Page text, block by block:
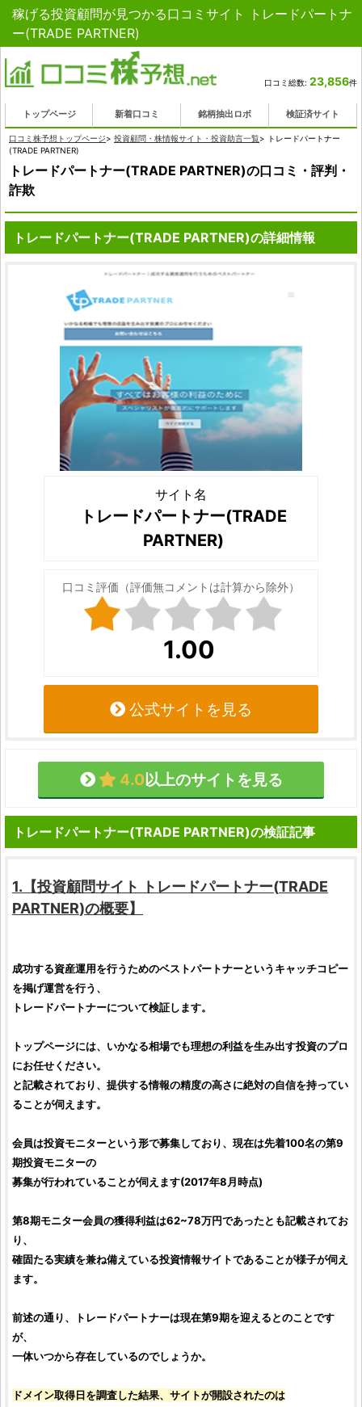
稼げる投資顧問が見つかる口コミサイト トレードパートナ
ー(TRADE PARTNER)
口コミ総数: 23,856件
トップページ 新着口コミ 銘柄抽出ロボ 検証済サイト
口コミ株予想トップページ> 投資顧問・株情報サイト・投資助言一覧> トレードパートナー
(TRADE PARTNER)
トレードパートナー(TRADE PARTNER)の口コミ・評判・
詐欺
トレードパートナー(TRADE PARTNER)の詳細情報
サイト名
トレードパートナー(TRADE
PARTNER)
口コミ評価（評価無コメントは計算から除外）
1.00
公式サイトを見る
4.0以上のサイトを見る
トレードパートナー(TRADE PARTNER)の検証記事
1.【投資顧問サイト トレードパートナー(TRADE
PARTNER)の概要】
成功する資産運用を行うためのベストパートナーというキャッチコピー
を掲げ運営を行う、
トレードパートナーについて検証します。
トップページには、いかなる相場でも理想の利益を生み出す投資のプロ
にお任せください。
と記載されており、提供する情報の精度の高さに絶対の自信を持ってい
ることが伺えます。
会員は投資モニターという形で募集しており、現在は先着100名の第9
期投資モニターの
募集が行われていることが伺えます(2017年8月時点)
第8期モニター会員の獲得利益は62~78万円であったとも記載されてお
り、
確固たる実績を兼ね備えている投資情報サイトであることが様子が伺え
ます。
前述の通り、トレードパートナーは現在第9期を迎えるとのことです
が、
一体いつから存在しているのでしょうか。
ドメイン取得日を調査した結果、サイトが開設されたのは